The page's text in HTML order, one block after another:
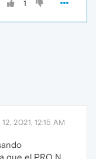
1
2021, 12:15 AM
que el PRO N